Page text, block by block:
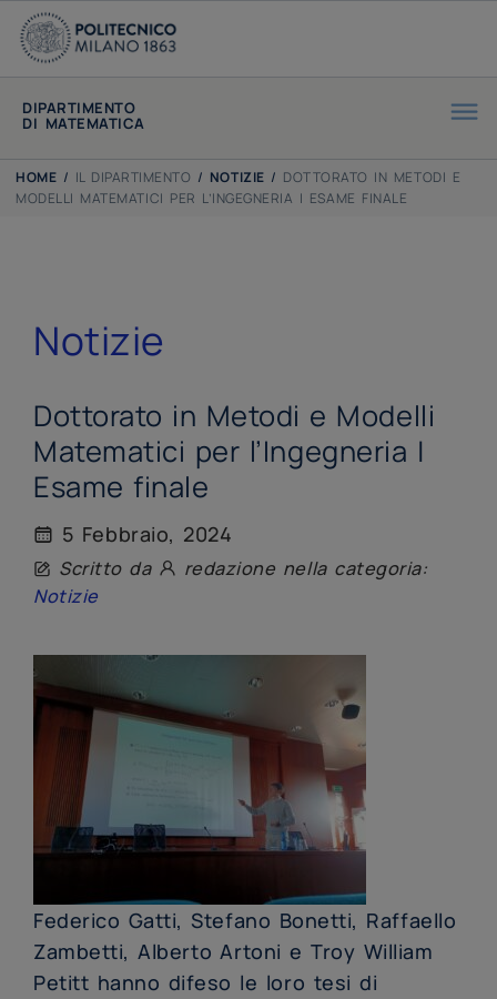
DIPARTIMENTO
DI MATEMATICA
HOME / IL DIPARTIMENTO / NOTIZIE / DOTTORATO IN METODI E
MODELLI MATEMATICI PER L’INGEGNERIA | ESAME FINALE
Notizie
Dottorato in Metodi e Modelli
Matematici per l’Ingegneria |
Esame finale
5 Febbraio, 2024
Scritto da
redazione nella categoria:
Notizie
Federico Gatti, Stefano Bonetti, Raffaello
Zambetti, Alberto Artoni e Troy William
Petitt hanno difeso le loro tesi di